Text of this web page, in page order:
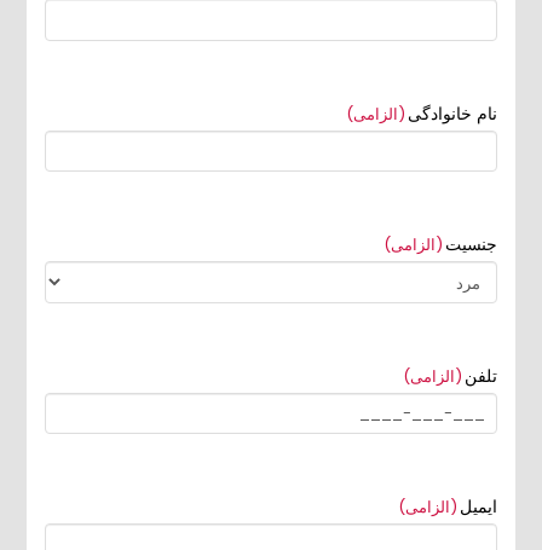
نام خانوادگی (الزامی)
جنسیت (الزامی)
تلفن (الزامی)
ایمیل (الزامی)